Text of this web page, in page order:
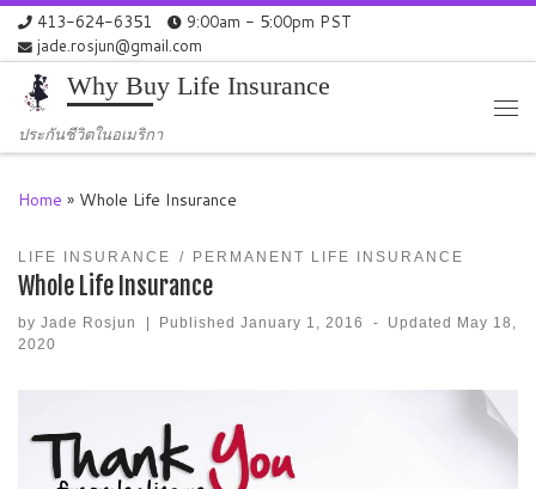
Skip to content
413-624-6351
9:00am - 5:00pm PST
jade.rosjun@gmail.com
Why Buy Life Insurance
ประกันชีวิตในอเมริกา
Home » Whole Life Insurance
LIFE INSURANCE PERMANENT LIFE INSURANCE
Whole Life Insurance
by Jade Rosjun | PublishedJanuary 1, 2016 - Updated May 18,
2020